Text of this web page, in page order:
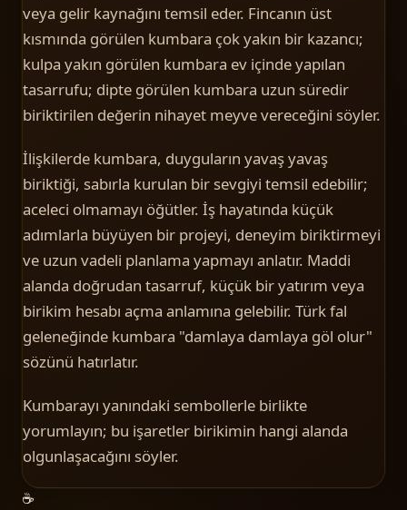
veya gelir kaynağını temsil eder. Fincanın üst
kısmında görülen kumbara çok yakın bir kazancı;
kulpa yakın görülen kumbara ev içinde yapılan
tasarrufu; dipte görülen kumbara uzun süredir
biriktirilen değerin nihayet meyve vereceğini söyler.
İlişkilerde kumbara, duyguların yavaş yavaş
biriktiği, sabırla kurulan bir sevgiyi temsil edebilir;
aceleci olmamayı öğütler. İş hayatında küçük
adımlarla büyüyen bir projeyi, deneyim biriktirmeyi
ve uzun vadeli planlama yapmayı anlatır. Maddi
alanda doğrudan tasarruf, küçük bir yatırım veya
birikim hesabı açma anlamına gelebilir. Türk fal
geleneğinde kumbara "damlaya damlaya göl olur"
sözünü hatırlatır.
Kumbarayı yanındaki sembollerle birlikte
yorumlayın; bu işaretler birikimin hangi alanda
olgunlaşacağını söyler.
☕